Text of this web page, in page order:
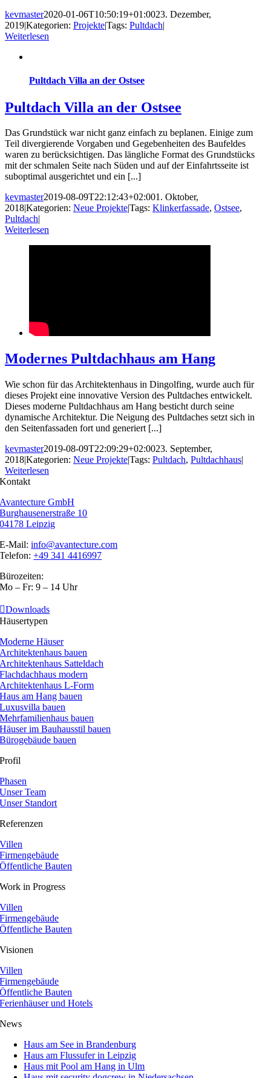
kevmaster2020-01-06T10:50:19+01:0023. Dezember,
2019|Kategorien: Projekte|Tags: Pultdach|
Weiterlesen
Pultdach Villa an der Ostsee
Pultdach Villa an der Ostsee
Das Grundstück war nicht ganz einfach zu beplanen. Einige zum
Teil divergierende Vorgaben und Gegebenheiten des Baufeldes
waren zu berücksichtigen. Das längliche Format des Grundstücks
mit der schmalen Seite nach Süden und auf der Einfahrtsseite ist
suboptimal ausgerichtet und ein [...]
kevmaster2019-08-09T22:12:43+02:001. Oktober,
2018Kategorien: Neue ProjekteTags: Klinkerfassade, Ostsee,
Pultdach
Weiterlesen
Modernes Pultdachhaus am Hang
Wie schon für das Architektenhaus in Dingolfing, wurde auch für
dieses Projekt eine innovative Version des Pultdaches entwickelt.
Dieses moderne Pultdachhaus am Hang besticht durch seine
dynamische Architektur. Die Neigung des Pultdaches setzt sich in
den Seitenfassaden fort und generiert [...]
kevmaster2019-08-09T22:09:29+02:0023. September,
2018|Kategorien: Neue Projekte|Tags: Pultdach, Pultdachhaus|
Weiterlesen
Kontakt
Avantecture GmbH
Burghausenerstraße 10
04178 Leipzig
E-Mail:info@avantecture.com
Telefon:+49 341 4416997
Bürozeiten:
Mo – Fr: 9 – 14 Uhr
Downloads
Häusertypen
Moderne Häuser
Architektenhaus bauen
Architektenhaus Satteldach
Flachdachhaus modern
Architektenhaus L-Form
Haus am Hang bauen
Luxusvilla bauen
Mehrfamilienhaus bauen
Häuser im Bauhausstil bauen
Bürogebäude bauen
Profil
Phasen
Unser Team
Unser Standort
Referenzen
Villen
Firmengebäude
Öffentliche Bauten
Work in Progress
Villen
Firmengebäude
Öffentliche Bauten
Visionen
Villen
Firmengebäude
Öffentliche Bauten
Ferienhäuser und Hotels
News
Haus am See in Brandenburg
Haus am Flussufer in Leipzig
Haus mit Pool am Hang in Ulm